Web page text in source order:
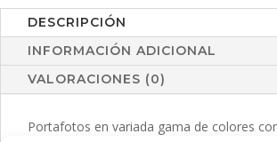
DESCRIPCIÓN
INFORMACIÓN ADICIONAL
VALORACIONES (0)
Portafotos en variada gama de colores